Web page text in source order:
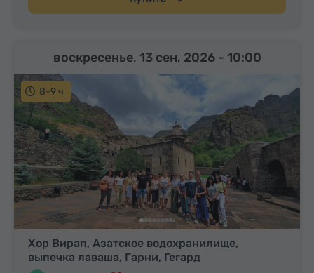
8-9 ч
Хор Вирап, Азатское водохранилище,
выпечка лаваша, Гарни, Гегард
воскресенье, 13 сен, 2026 - 10:00